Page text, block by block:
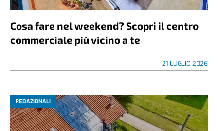
Cosa fare nel weekend? Scopri il centro
commerciale più vicino a te
21 LUGLIO 2026
REDAZIONALI